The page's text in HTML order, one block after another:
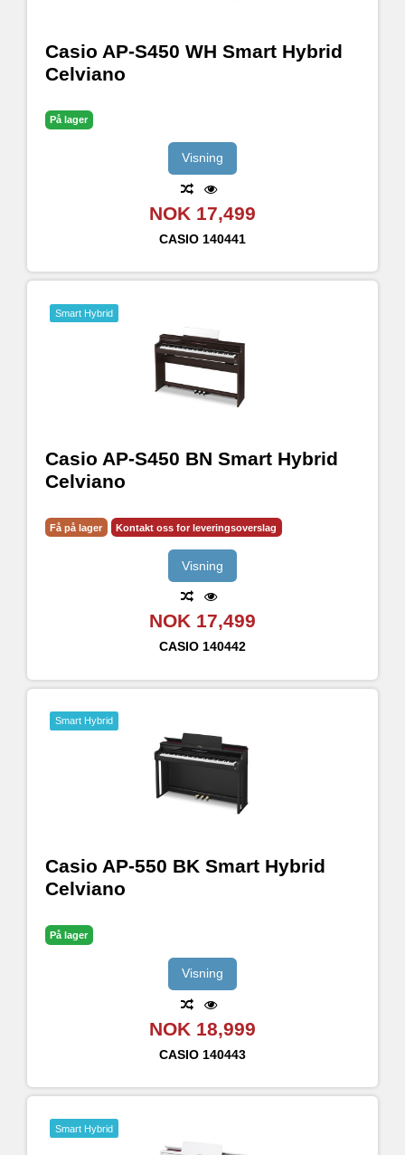
Casio AP-S450 WH Smart Hybrid
Celviano
På lager
Visning
NOK 17,499
CASIO 140441
Smart Hybrid
Casio AP-S450 BN Smart Hybrid
Celviano
Få på lager Kontakt oss for leveringsoverslag
Visning
NOK 17,499
CASIO 140442
Smart Hybrid
Casio AP-550 BK Smart Hybrid
Celviano
På lager
Visning
NOK 18,999
CASIO 140443
Smart Hybrid